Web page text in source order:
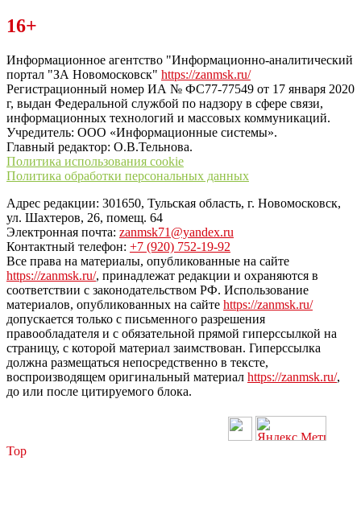
Читайте последние новости дня в Тульской области на сайте
“ЗаНовомосковск”
16+
Информационное агентство "Информационно-аналитический
портал "ЗА Новомосковск" https://zanmsk.ru/
Регистрационный номер ИА № ФС77-77549 от 17 января 2020
г, выдан Федеральной службой по надзору в сфере связи,
информационных технологий и массовых коммуникаций.
Учредитель: ООО «Информационные системы».
Главный редактор: О.В.Тельнова.
Политика использования cookie
Политика обработки персональных данных
Адрес редакции: 301650, Тульская область, г. Новомосковск,
ул. Шахтеров, 26, помещ. 64
Электронная почта: zanmsk71@yandex.ru
Контактный телефон: +7 (920) 752-19-92
Все права на материалы, опубликованные на сайте
https://zanmsk.ru/, принадлежат редакции и охраняются в
соответствии с законодательством РФ. Использование
материалов, опубликованных на сайте https://zanmsk.ru/
допускается только с письменного разрешения
правообладателя и с обязательной прямой гиперссылкой на
страницу, с которой материал заимствован. Гиперссылка
должна размещаться непосредственно в тексте,
воспроизводящем оригинальный материал https://zanmsk.ru/,
до или после цитируемого блока.
Top